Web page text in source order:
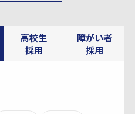
高校生
採用
障がい者
採用